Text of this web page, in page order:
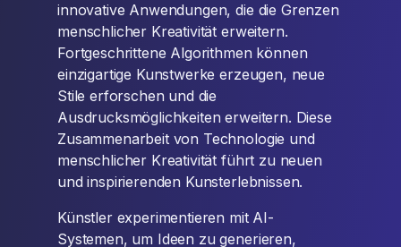
innovative Anwendungen, die die Grenzen
menschlicher Kreativität erweitern.
Fortgeschrittene Algorithmen können
einzigartige Kunstwerke erzeugen, neue
Stile erforschen und die
Ausdrucksmöglichkeiten erweitern. Diese
Zusammenarbeit von Technologie und
menschlicher Kreativität führt zu neuen
und inspirierenden Kunsterlebnissen.
Künstler experimentieren mit AI-
Systemen, um Ideen zu generieren,